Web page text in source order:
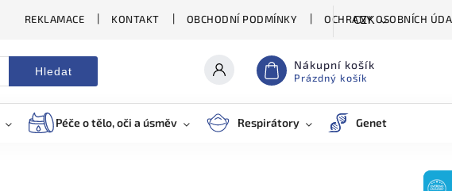
REKLAMACE KONTAKT OBCHODNÍ PODMÍNKY OCHRANY OSOBNÍCH
CZK
Hledat Nákupní košík
Prázdný košík
Péče o tělo, oči a úsměv Respirátory Genetické testy